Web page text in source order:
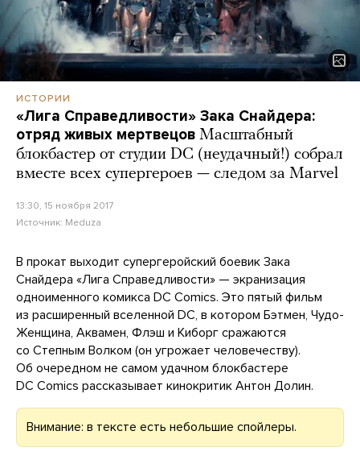
ИСТОРИИ
«Лига Справедливости» Зака Снайдера:
отряд живых мертвецов Масштабный
блокбастер от студии DC (неудачный!) собрал
вместе всех супергероев — следом за Marvel
13:30, 15 ноября 2017
Источник: Meduza
В прокат выходит супергеройский боевик Зака
Снайдера «Лига Справедливости» — экранизация
одноименного комикса DC Comics. Это пятый фильм
из расширенный вселенной DC, в котором Бэтмен, Чудо-
Женщина, Аквамен, Флэш и Киборг сражаются
со Степным Волком (он угрожает человечеству).
Об очередном не самом удачном блокбастере
DC Comics рассказывает кинокритик Антон Долин.
Внимание: в тексте есть небольшие спойлеры.